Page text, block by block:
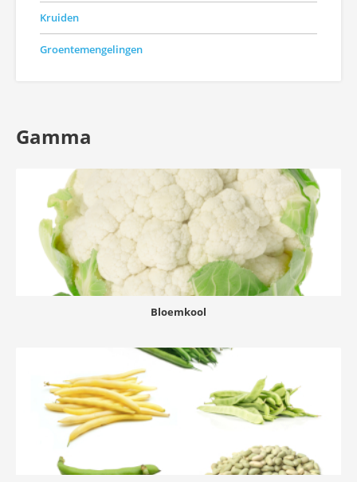
Kruiden
Groentemengelingen
Gamma
Bloemkool